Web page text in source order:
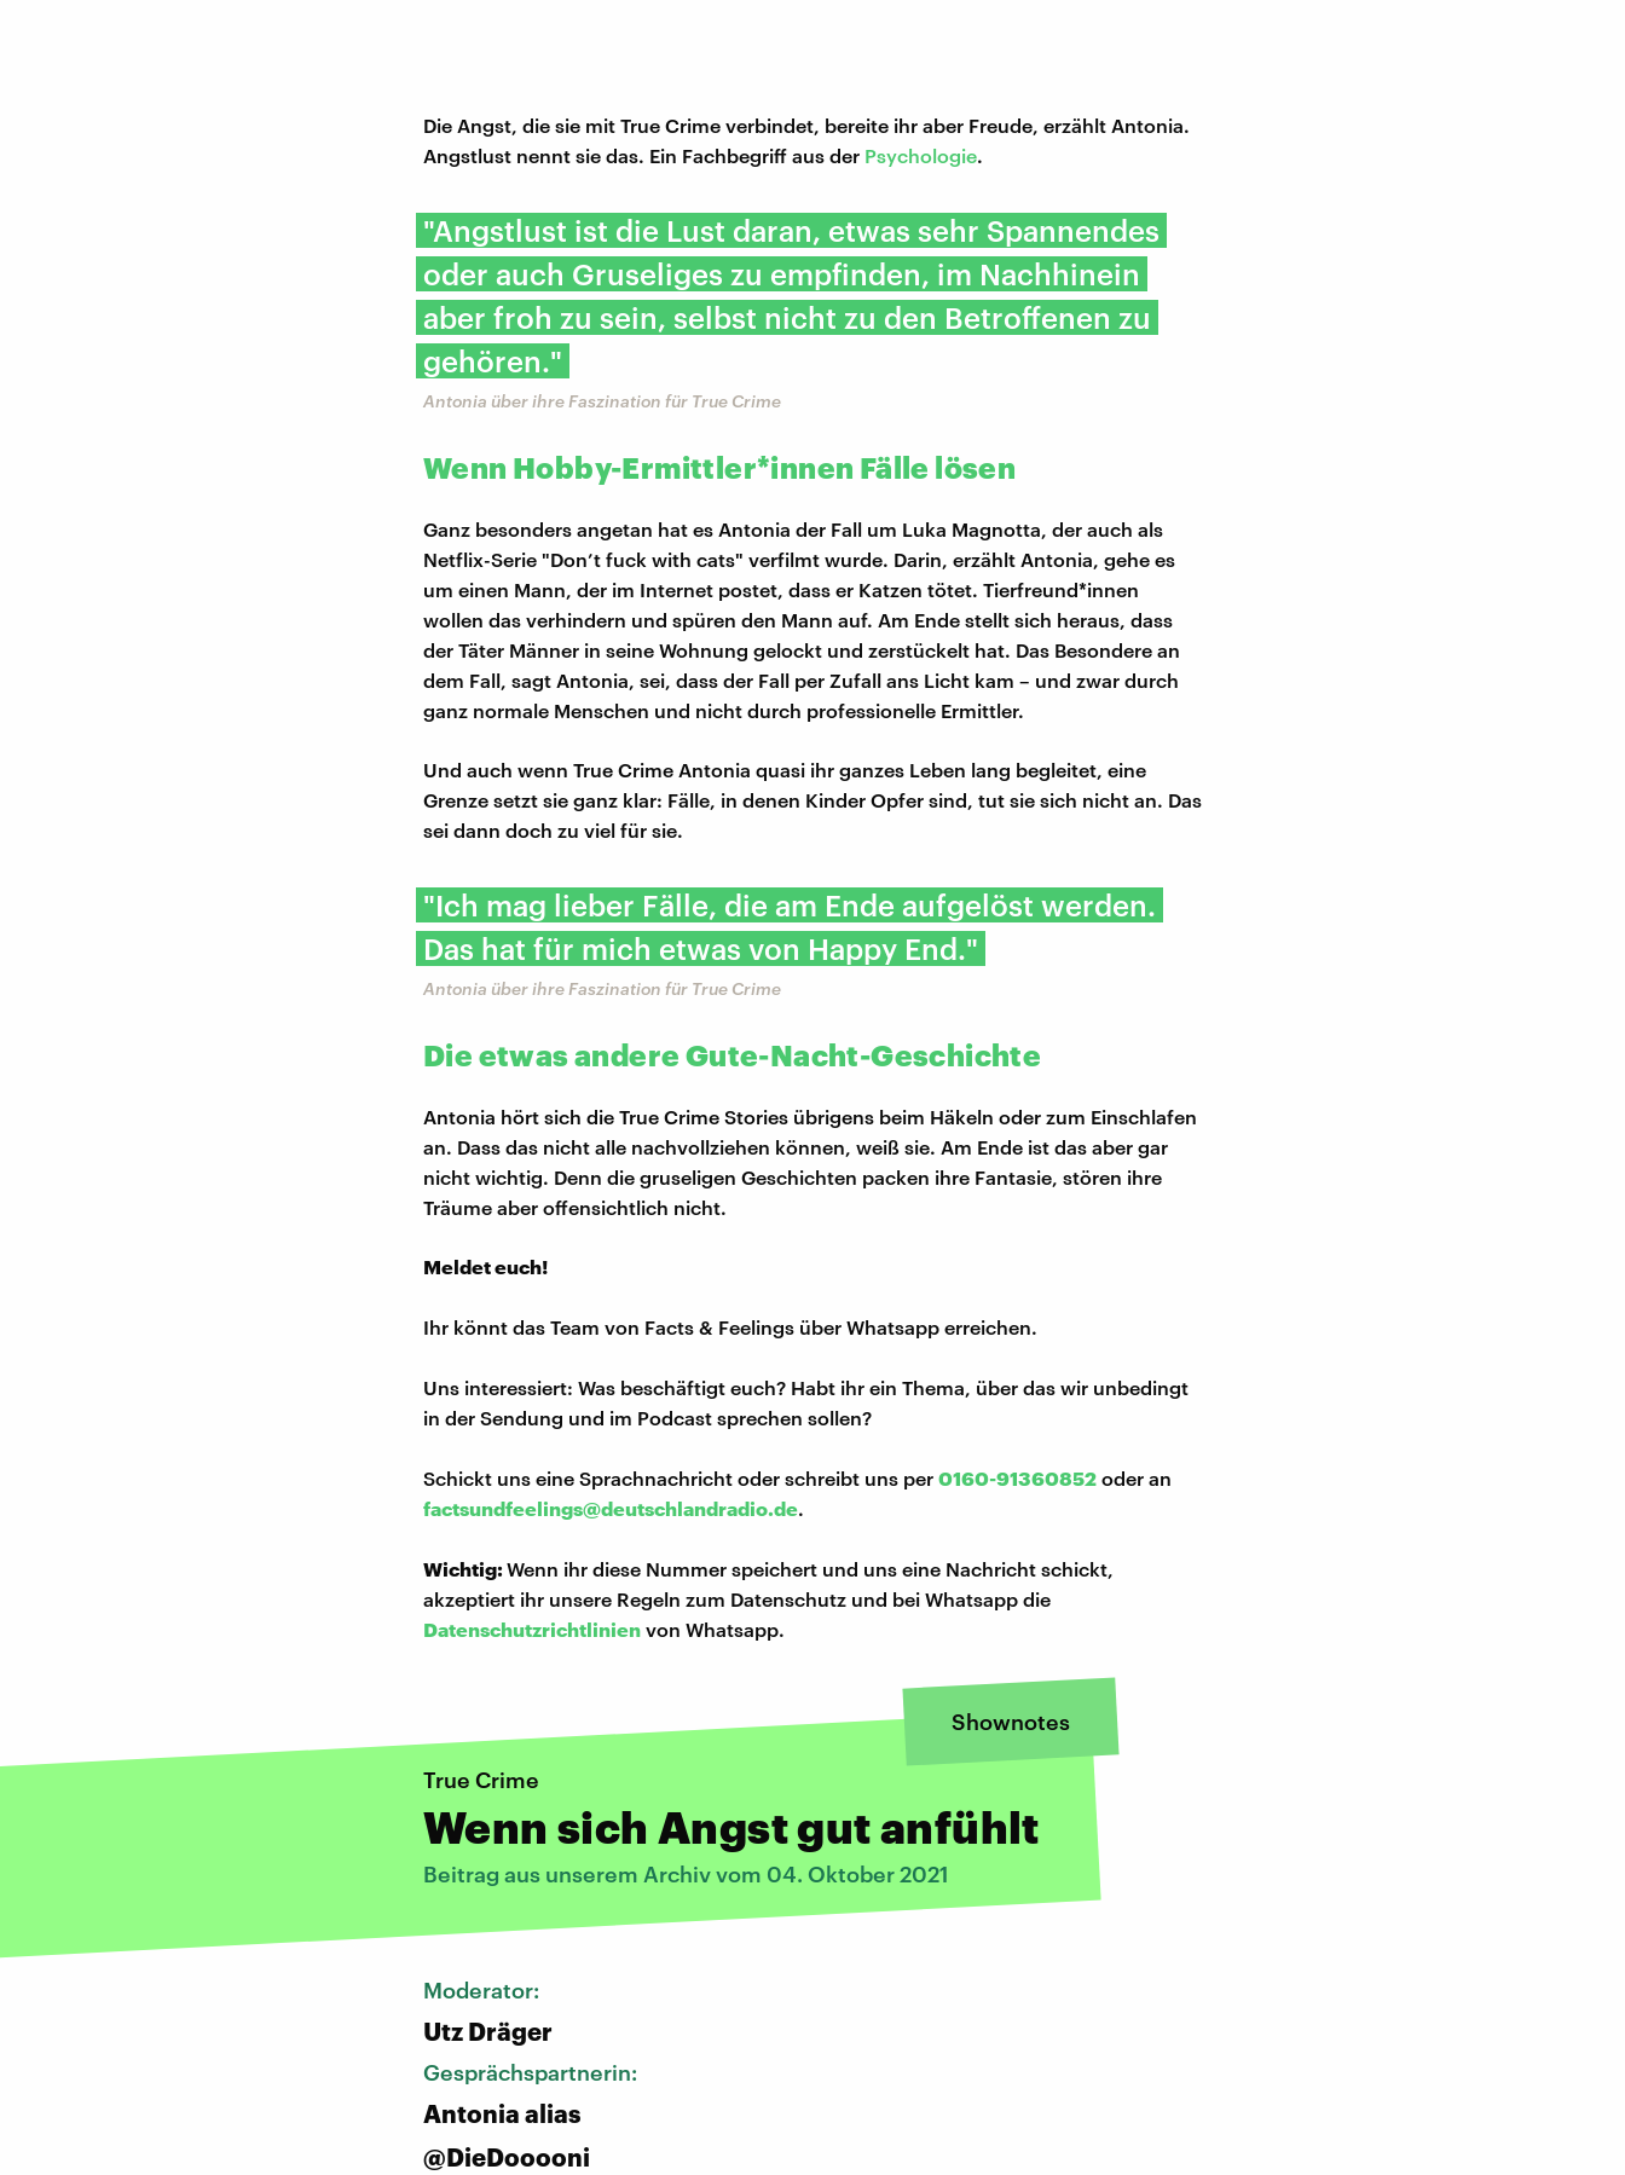
Die Angst, die sie mit True Crime verbindet, bereite ihr aber Freude, erzählt Antonia.
Angstlust nennt sie das. Ein Fachbegriff aus der Psychologie.
"Angstlust ist die Lust daran, etwas sehr Spannendes
oder auch Gruseliges zu empfinden, im Nachhinein
aber froh zu sein, selbst nicht zu den Betroffenen zu
gehören."
Antonia über ihre Faszination für True Crime
Wenn Hobby-Ermittler*innen Fälle lösen
Ganz besonders angetan hat es Antonia der Fall um Luka Magnotta, der auch als
Netflix-Serie "Don’t fuck with cats" verfilmt wurde. Darin, erzählt Antonia, gehe es
um einen Mann, der im Internet postet, dass er Katzen tötet. Tierfreund*innen
wollen das verhindern und spüren den Mann auf. Am Ende stellt sich heraus, dass
der Täter Männer in seine Wohnung gelockt und zerstückelt hat. Das Besondere an
dem Fall, sagt Antonia, sei, dass der Fall per Zufall ans Licht kam – und zwar durch
ganz normale Menschen und nicht durch professionelle Ermittler.
Und auch wenn True Crime Antonia quasi ihr ganzes Leben lang begleitet, eine
Grenze setzt sie ganz klar: Fälle, in denen Kinder Opfer sind, tut sie sich nicht an. Das
sei dann doch zu viel für sie.
"Ich mag lieber Fälle, die am Ende aufgelöst werden.
Das hat für mich etwas von Happy End."
Antonia über ihre Faszination für True Crime
Die etwas andere Gute-Nacht-Geschichte
Antonia hört sich die True Crime Stories übrigens beim Häkeln oder zum Einschlafen
an. Dass das nicht alle nachvollziehen können, weiß sie. Am Ende ist das aber gar
nicht wichtig. Denn die gruseligen Geschichten packen ihre Fantasie, stören ihre
Träume aber offensichtlich nicht.
Meldet euch!
Ihr könnt das Team von Facts & Feelings über Whatsapp erreichen.
Uns interessiert: Was beschäftigt euch? Habt ihr ein Thema, über das wir unbedingt
in der Sendung und im Podcast sprechen sollen?
Schickt uns eine Sprachnachricht oder schreibt uns per 0160-91360852 oder an
factsundfeelings@deutschlandradio.de.
Wichtig:Wenn ihr diese Nummer speichert und uns eine Nachricht schickt,
akzeptiert ihr unsere Regeln zum Datenschutz und bei Whatsapp die
Datenschutzrichtlinien von Whatsapp.
Shownotes
True Crime
Wenn sich Angst gut anfühlt
Beitrag aus unserem Archiv vom 04. Oktober 2021
Moderator:
Utz Dräger
Gesprächspartnerin:
Antonia alias
@DieDooooni